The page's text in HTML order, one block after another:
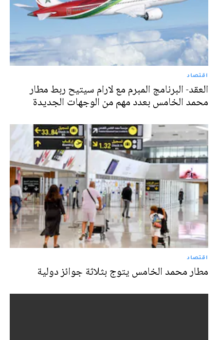
اقتصاد
العقد- البرنامج المبرم مع لارام سيتيح ربط مطار
محمد الخامس بعدد مهم من الوجهات الجديدة
اقتصاد
مطار محمد الخامس يتوج بثلاثة جوائز دولية